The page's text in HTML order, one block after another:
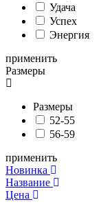
Удача
Успех
Энергия
применить
Размеры
Размеры
52-55
56-59
применить
Новинка
Название
Цена